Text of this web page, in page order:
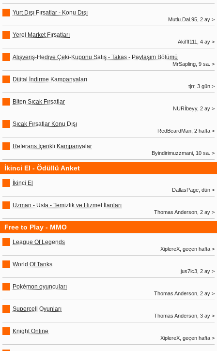
Yurt Dışı Fırsatlar - Konu Dışı
Mutlu.Dal.95, 2 ay >
Yerel Market Fırsatları
Akifff111, 4 ay >
Alışveriş-Hediye Çeki-Kuponu Satış - Takas - Paylaşım Bölümü
MrSapling, 9 sa. >
Dijital İndirme Kampanyaları
tjrr, 3 gün >
Biten Sıcak Fırsatlar
NURİbeyy, 2 ay >
Sıcak Fırsatlar Konu Dışı
RedBeardMan, 2 hafta >
Referans İçerikli Kampanyalar
Byindirimuzzmani, 10 sa. >
İkinci El - Ödüllü Anket
İkinci El
DallasPage, dün >
Uzman - Usta - Temizlik ve Hizmet İlanları
Thomas Anderson, 2 ay >
Free to Play - MMO
League Of Legends
XiplereX, geçen hafta >
World Of Tanks
jus7ic3, 2 ay >
Pokémon oyuncuları
Thomas Anderson, 2 ay >
Supercell Oyunları
Thomas Anderson, 3 ay >
Knight Online
XiplereX, geçen hafta >